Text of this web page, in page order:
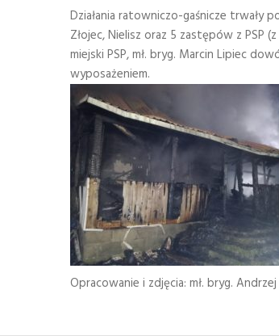
Działania ratowniczo-gaśnicze trwały
Złojec, Nielisz oraz 5 zastępów z PSP
miejski PSP, mł. bryg. Marcin Lipiec
wyposażeniem.
Opracowanie i zdjęcia: mł. bryg.